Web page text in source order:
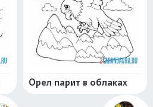
Орел парит в облаках